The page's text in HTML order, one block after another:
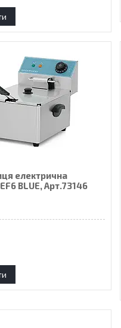
електрична
BLUE, Арт.73146